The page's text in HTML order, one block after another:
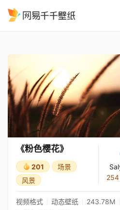
《粉色樱花》
201
场景
风景
254
视频格式 动态壁纸
243.78M